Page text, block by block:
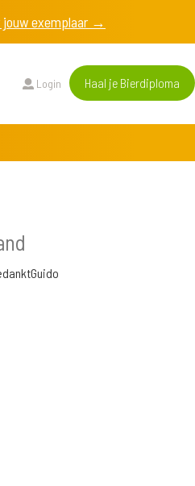
jouw exemplaar →
Login Haal je Bierdiploma